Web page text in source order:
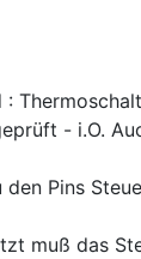
:
- i.O.
Pins
muß das